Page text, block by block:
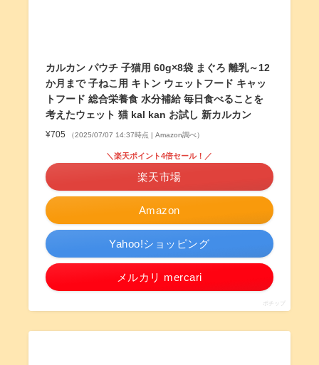
カルカン パウチ 子猫用 60g×8袋 まぐろ 離乳～12
か月まで 子ねこ用 キトン ウェットフード キャッ
トフード 総合栄養食 水分補給 毎日食べることを
考えたウェット 猫 kal kan お試し 新カルカン
¥705 （2025/07/07 14:37時点 | Amazon調べ）
Amazon
＼楽天ポイント4倍セール！／
楽天市場
Yahoo!ショッピング
メルカリ mercari
ポチップ